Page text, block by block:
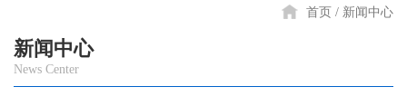
首页 新闻中心
新闻中心
News Center